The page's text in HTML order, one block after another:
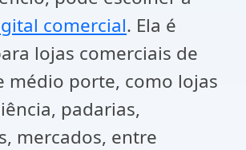
comercial. Ela é
lojas comerciais de
médio porte, como lojas
padarias,
mercados, entre